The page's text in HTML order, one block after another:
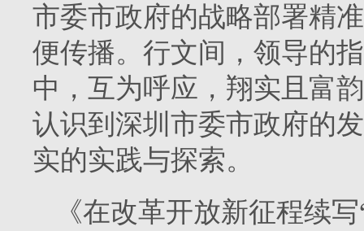
市委市政府的战略部署精
便传播。行文间，领导的
中，互为呼应，翔实且富
认识到深圳市委市政府的
实的实践与探索。
《在改革开放新征程续